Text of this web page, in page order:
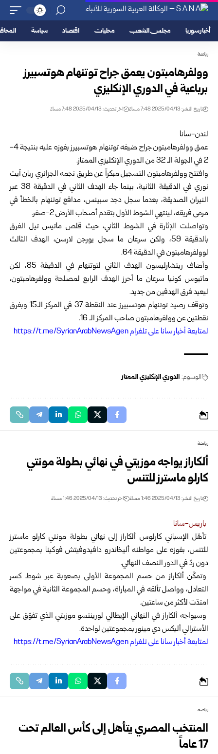
أخبار سوريا مجلس الشعب محليات اقتصاد سياسة
رياضة
وولفرهامبتون يعمق جراح توتنهام هوتسبيرز
برباعية في الدوري الإنكليزي
تاريخ النشر: 2025/04/13 7:48 مساءً اخر تحديث: 2025/04/13 7:48 مساءً
لندن-سانا
عمق وولفرهامبتون جراح ضيفه توتنهام هوتسبيرز بفوزه عليه
بنتيجة 4-
2 في الجولة الـ 32 من الدوري الإنكليزي الممتاز.
وافتتح وولفرهامبتون التسجيل مبكراً عن طريق نجمه الجزائري ريان آيت
نوري في الدقيقة الثانية، بينما جاء الهدف الثاني في الدقيقة 38 عبر
النيران الصديقة، بعدما سجل دجد سبينس، مدافع توتنهام بالخطأ في
مرمى فريقه، لينتهي الشوط الأول بتقدم أصحاب الأرض 2-صفر.
وتواصلت الإثارة في الشوط الثاني، حيث قلص ماتيس تيل الفرق
بالدقيقة 59، ولكن سرعان ما سجل يورجن لارسن، الهدف الثالث
لوولفرهامبتون في الدقيقة 64.
وأضاف ريتشارليسون الهدف الثاني لتوتنهام في الدقيقة 85، لكن
ماتيوس كونيا سرعان ما أحرز الهدف الرابع لمصلحة وولفرهامبتون،
ليعيد فرق الهدفين من جديد.
وتوقف رصيد توتنهام هوتسبيرز عند النقطة 37 في المركز الـ15 وبفرق
نقطتين عن وولفرهامبتون صاحب المركز الـ 16.
لمتابعة أخبار سانا على تلغرام https://t.me/SyrianArabNewsAgen
الوسوم: الدوري الإنكليزي الممتاز
رياضة
ألكاراز يواجه موزيتي في نهائي بطولة مونتي
كارلو ماسترز للتنس
تاريخ النشر: 2025/04/13 1:46 مساءً اخر تحديث: 2025/04/13 1:46 مساءً
باريس-سانا
تأهّل الإسباني كارلوس ألكاراز إلى نهائي بطولة مونتي كارلو ماسترز
للتنس، بفوزه على مواطنه أليخاندرو دافيدوفيتش فوكينا بمجموعتين
دون ردّ في الدور النصف النهائي.
وتمكّن ألكاراز من حسم المجموعة الأولى بصعوبة عبر شوط كسر
التعادل، وواصل تألقه في المباراة، وحسم المجموعة الثانية في مواجهة
امتدّت لأكثر من ساعتين.
وسيواجه ألكاراز في النهائي الإيطالي لورينتسو موزيتي الذي تفوّق على
الأسترالي أليكس دي مينور بمجموعتين لواحدة.
لمتابعة أخبار سانا على تلغرام https://t.me/SyrianArabNewsAgen
رياضة
المنتخب المصري يتأهل إلى كأس العالم تحت
17 عاماً